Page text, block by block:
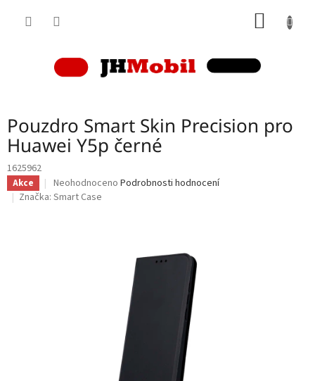
Pouzdro Smart Skin Precision pro
Huawei Y5p černé
1625962
Akce
Průměrné
hodnocení
Neohodnoceno Podrobnosti hodnocení
Značka: Smart Case